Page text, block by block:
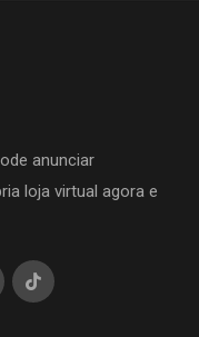
anunciar
loja virtual agora e